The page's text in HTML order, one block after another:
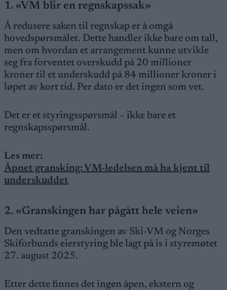
1. «VM blir en regnskapssak»
Å redusere saken til regnskap er å omgå
hovedspørsmålet. Dette handler ikke bare om tall,
men om hvordan et arrangement kunne utvikle
seg fra forventet overskudd på 20 millioner
kroner til et underskudd på 84 millioner kroner i
løpet av kort tid. Per dato er det ingen som vet.
Det er et styringsspørsmål – ikke bare et
regnskapsspørsmål.
Les mer:
Åpnet gransking: VM-ledelsen må ha kjent til
underskuddet
2. «Granskingen har pågått hele veien»
Den vedtatte granskingen av Ski-VM og Norges
Skiforbunds eierstyring ble lagt på is i styremøtet
27. august 2025.
Etter dette finnes det ingen åpen, ekstern og